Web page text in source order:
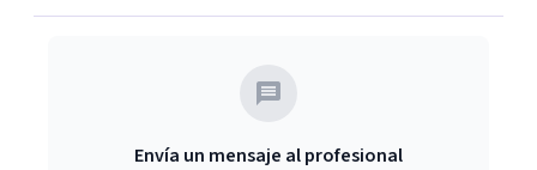
Envía un mensaje al profesional